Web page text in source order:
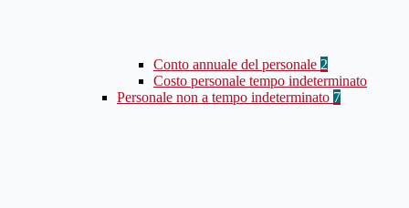
Conto annuale del personale 2
Costo personale tempo indeterminato
Personale non a tempo indeterminato 7